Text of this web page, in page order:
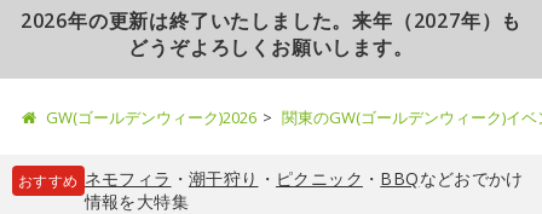
2026年の更新は終了いたしました。来年（2027年）も
どうぞよろしくお願いします。
GW(ゴールデンウィーク)2026 関東のGW(ゴールデンウィーク)イ
おすすめ ネモフィラ ・ 潮干狩り ・ ピクニック ・ BBQなどおでかけ
情報を大特集